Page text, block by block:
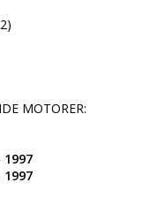
MOTORER:
1997
1997